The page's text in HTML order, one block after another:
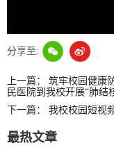
分享至:
上一篇： 筑牢校园健康
民医院到我校开展“肺结
下一篇： 我校校园短视
最热文章